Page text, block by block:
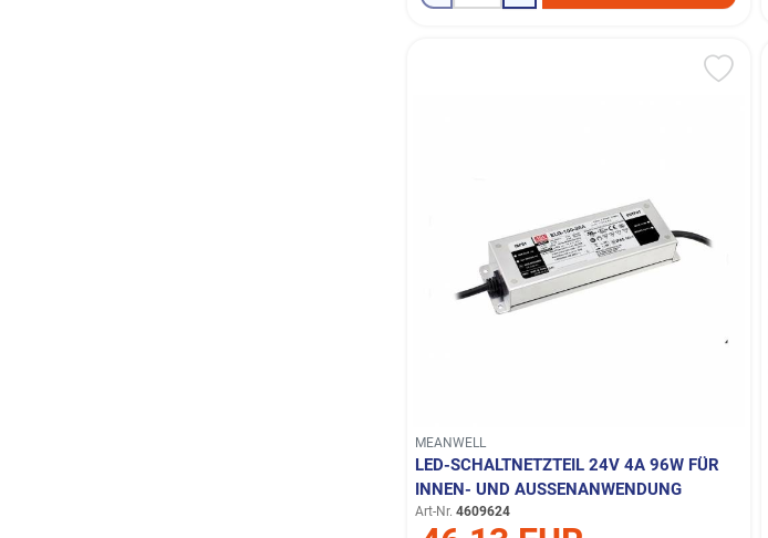
MEANWELL
LED-SCHALTNETZTEIL 24V 4A 96W FÜR
INNEN- UND AUSSENANWENDUNG
Art-Nr. 4609624